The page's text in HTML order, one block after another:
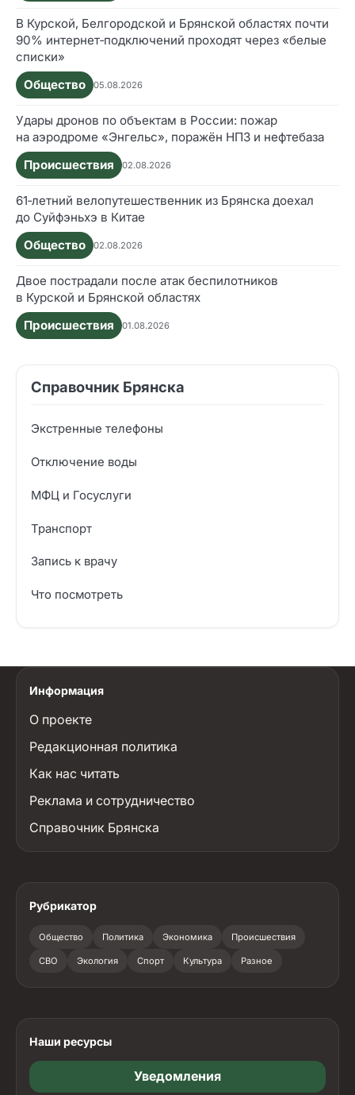
В Курской, Белгородской и Брянской областях почти
90% интернет‑подключений проходят через «белые
списки»
Общество
05.08.2026
Удары дронов по объектам в России: пожар
на аэродроме «Энгельс», поражён НПЗ и нефтебаза
Происшествия
02.08.2026
61‑летний велопутешественник из Брянска доехал
до Суйфэньхэ в Китае
Общество
02.08.2026
Двое пострадали после атак беспилотников
в Курской и Брянской областях
Происшествия
01.08.2026
Справочник Брянска
Экстренные телефоны
Отключение воды
МФЦ и Госуслуги
Транспорт
Запись к врачу
Что посмотреть
Информация
О проекте
Редакционная политика
Как нас читать
Реклама и сотрудничество
Справочник Брянска
Рубрикатор
Общество Политика Экономика Происшествия
СВО Экология Спорт Культура Разное
Наши ресурсы
Уведомления